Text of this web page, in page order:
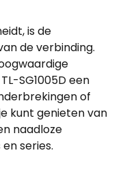
is de
de verbinding.
SG1005D een
of
kunt genieten van
naadloze
series.